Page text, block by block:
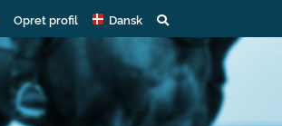
Opret profil Dansk